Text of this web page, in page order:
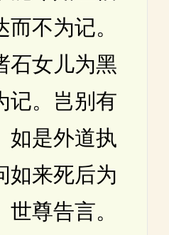
不为记。
石女儿为黑
记。岂别有
如是外道执
如来死后为
尊告言。